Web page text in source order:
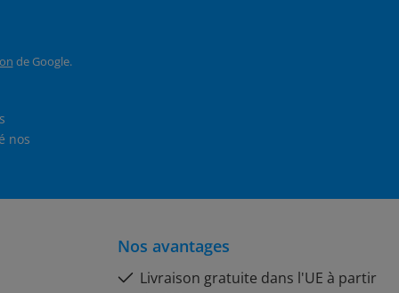
de Google.
Nos avantages
Livraison gratuite dans l'UE à partir